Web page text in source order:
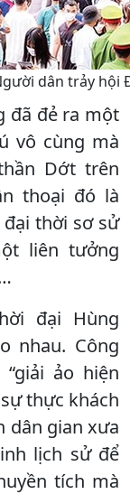
dân trảy hội
đã đẻ ra một
vô cùng mà
Dớt trên
thoại đó là
thời sơ sử
liên tưởng
đại Hùng
nhau. Công
ảo hiện
thực khách
dân gian xưa
lịch sử để
tích mà